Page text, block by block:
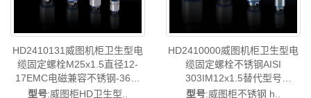
HD2410131威图机柜卫生型电
缆固定螺栓M25x1.5直径12-
17EMC电磁兼容不锈钢-36样
本-德国威图制造-rittal威图机柜
型号:威图柜HD卫生型..
HD2410000威图机柜卫生型电
缆固定螺栓不锈钢AISI
303IM12x1.5替代型号
HD2410001/HD2410.001-已停
型号:威图柜不锈钢 h..